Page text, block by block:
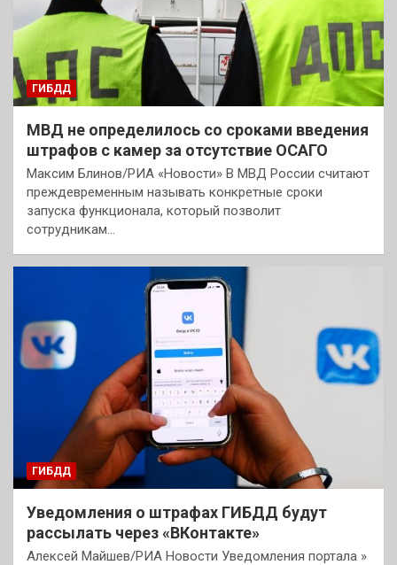
ГИБДД
МВД не определилось со сроками введения
штрафов с камер за отсутствие ОСАГО
Максим Блинов/РИА «Новости» В МВД России считают
преждевременным называть конкретные сроки
запуска функционала, который позволит
сотрудникам…
ГИБДД
Уведомления о штрафах ГИБДД будут
рассылать через «ВКонтакте»
Алексей Майшев/РИА Новости Уведомления портала »